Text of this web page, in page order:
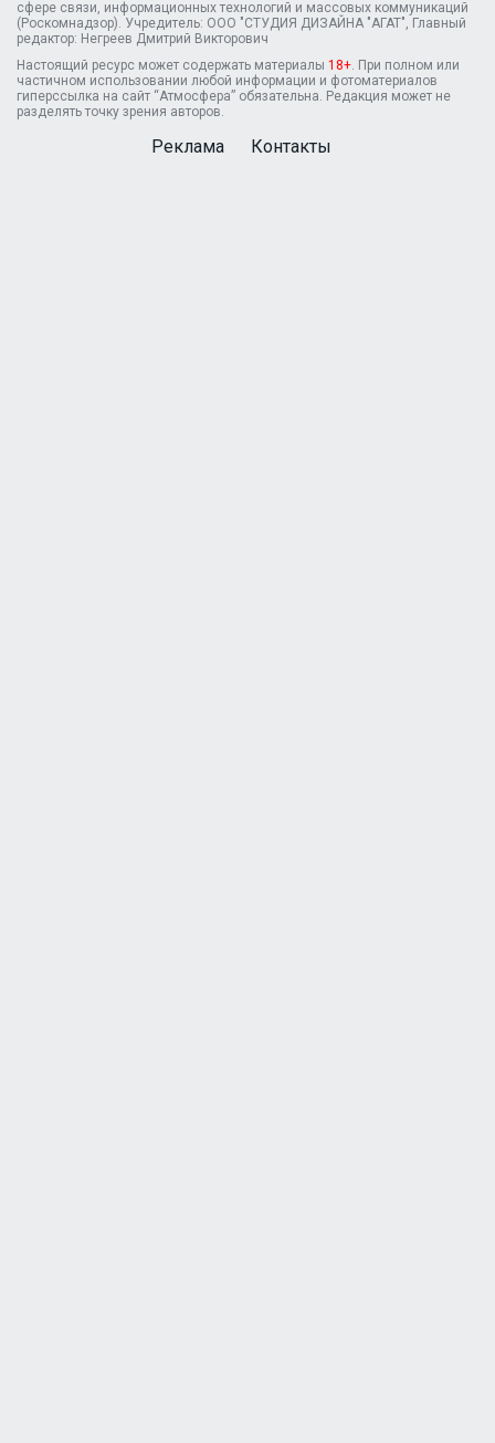
сфере связи, информационных технологий и массовых коммуникаций
(Роскомнадзор). Учредитель: ООО "СТУДИЯ ДИЗАЙНА "АГАТ", Главный
редактор: Негреев Дмитрий Викторович
Настоящий ресурс может содержать материалы 18+. При полном или
частичном использовании любой информации и фотоматериалов
гиперссылка на сайт “Атмосфера” обязательна. Редакция может не
разделять точку зрения авторов.
Реклама Контакты